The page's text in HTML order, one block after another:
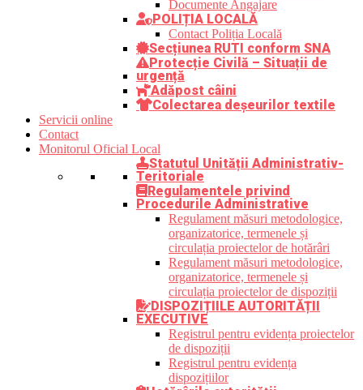
Documente Angajare
POLIȚIA LOCALĂ
Contact Poliția Locală
Secțiunea RUTI conform SNA
Protecție Civilă – Situații de
urgență
Adăpost câini
Colectarea deșeurilor textile
Servicii online
Contact
Monitorul Oficial Local
Statutul Unității Administrativ-
Teritoriale
Regulamentele privind
Procedurile Administrative
Regulament măsuri metodologice,
organizatorice, termenele și
circulația proiectelor de hotărâri
Regulament măsuri metodologice,
organizatorice, termenele și
circulația proiectelor de dispoziții
DISPOZIȚIILE AUTORITĂȚII
EXECUTIVE
Registrul pentru evidența proiectelor
de dispoziții
Registrul pentru evidența
dispozițiilor